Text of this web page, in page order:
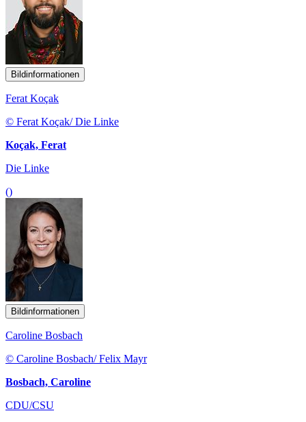
Bildinformationen
Ferat Koçak
© Ferat Koçak/ Die Linke
Koçak, Ferat
Die Linke
()
Bildinformationen
Caroline Bosbach
© Caroline Bosbach/ Felix Mayr
Bosbach, Caroline
CDU/CSU